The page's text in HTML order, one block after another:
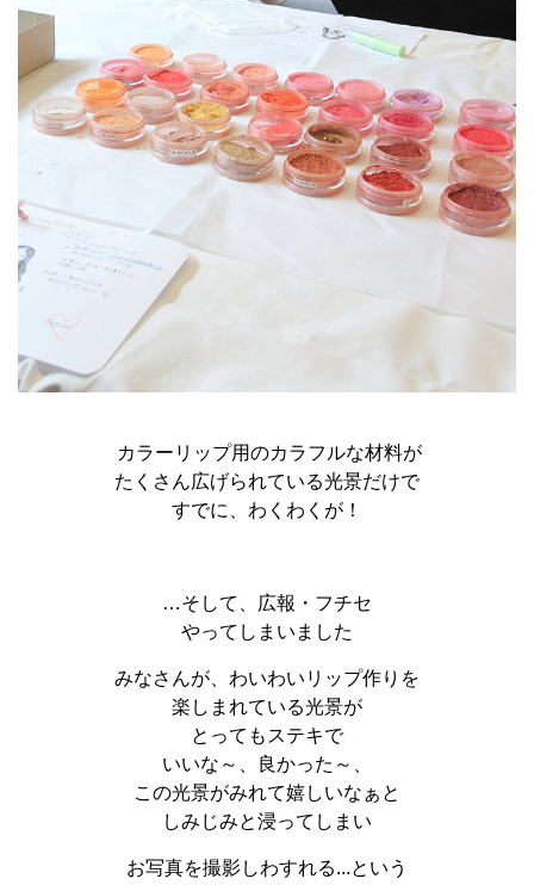
カラーリップ用のカラフルな材料が
たくさん広げられている光景だけで
すでに、わくわくが！
…そして、広報・フチセ
やってしまいました
みなさんが、わいわいリップ作りを
楽しまれている光景が
とってもステキで
いいな～、良かった～、
この光景がみれて嬉しいなぁと
しみじみと浸ってしまい
お写真を撮影しわすれる...という